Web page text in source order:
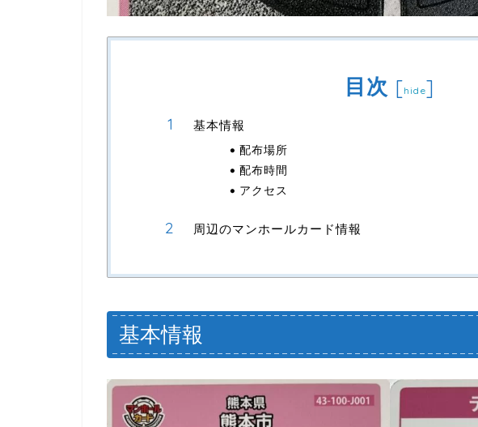
目次 [hide]
基本情報
配布場所
配布時間
アクセス
周辺のマンホールカード情報
基本情報